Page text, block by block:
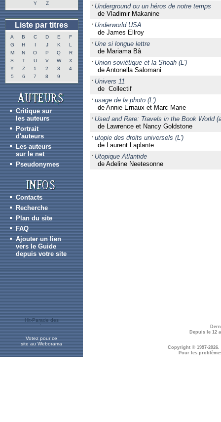
Y
Z
Liste par titres
A B C D E
F
G
H I J K
L
M
N O P Q
R
S
T U V W
X
Y
Z 1 2 3
4
5
6 7 8 9
Critique sur
les auteurs
Portrait
d'auteurs
Les auteurs
sur le net
Pseudonymes
Contacts
Recherche
Plan du site
FAQ
Ajouter un lien
vers le Guide
depuis votre site
Underground ou un héros de notre temps
de Vladimir Makanine
Underworld USA
de James Ellroy
Une si longue lettre
de Mariama Bâ
Union soviétique et la Shoah (L')
de Antonella Salomani
Univers 11
de Collectif
usage de la photo (L')
de Annie Ernaux et Marc Marie
Used and Rare: Travels in the Book World
de Lawrence et Nancy Goldstone
utopie des droits universels (L')
de Laurent Laplante
Utopique Atlantide
de Adeline Neetesonne
Votez pour ce
site au Weborama
Depuis le 12
Copyright © 1997-2026.
Pour les